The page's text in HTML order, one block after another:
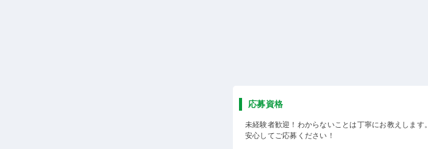
応募資格
未経験者歓迎！わからないことは丁寧にお教えします。
安心してご応募ください！